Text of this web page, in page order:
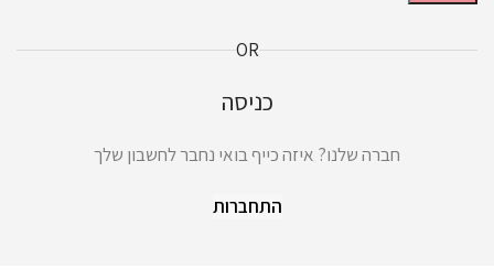
OR
כניסה
חברה שלנו? איזה כייף בואי נחבר לחשבון שלך
התחברות